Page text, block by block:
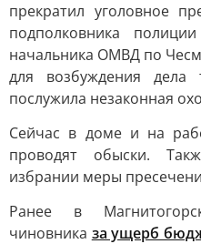
прекратил уголовное
подполковника
начальника ОМВД по
для возбуждения дела
послужила незаконная
Сейчас в доме и на
проводят обыски.
избрании меры
Ранее в
чиновника за ущерб